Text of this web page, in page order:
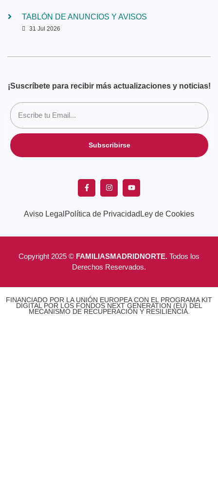
TABLÓN DE ANUNCIOS Y AVISOS
31 Jul 2026
¡Suscríbete para recibir más actualizaciones y noticias!
Subscribirse
Aviso Legal Política de Privacidad Ley de Cookies
Copyright 2025 © FAMILIASMADRIDNORTE. Todos los
Derechos Reservados.
FINANCIADO POR LA UNIÓN EUROPEA CON EL PROGRAMA KIT
DIGITAL POR LOS FONDOS NEXT GENERATION (EU) DEL
MECANISMO DE RECUPERACIÓN Y RESILIENCIA.